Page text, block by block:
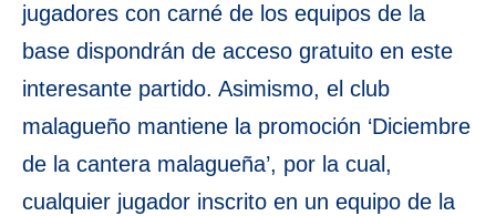
jugadores con carné de los equipos de la
base dispondrán de acceso gratuito en este
interesante partido. Asimismo, el club
malagueño mantiene la promoción ‘Diciembre
de la cantera malagueña’, por la cual,
cualquier jugador inscrito en un equipo de la